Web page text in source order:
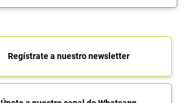
Regístrate a nuestro newsletter